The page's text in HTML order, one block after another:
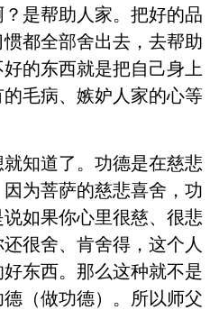
是帮助人家。把好的品
都全部舍出去，去帮助
的东西就是把自己身上
毛病、嫉妒人家的心等
知道了。功德是在慈悲
为菩萨的慈悲喜舍，功
如果你心里很慈、很悲
很舍、肯舍得，这个人
东西。那么这种就不是
（做功德）。所以师父